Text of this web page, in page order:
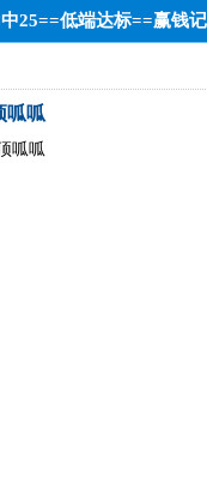
25==低端达标==赢钱
呱呱
呱呱